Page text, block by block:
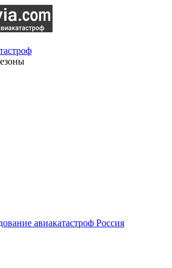
авиакатастроф Россия